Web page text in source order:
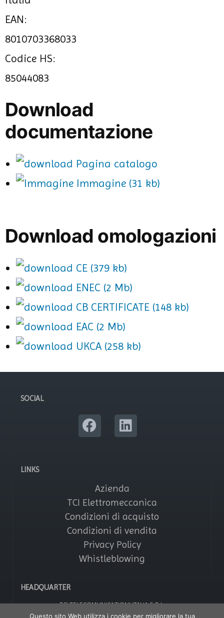
EAN:
8010703368033
Codice HS:
85044083
Download
documentazione
Pagina catalogo
Immagine (31 kb)
Download omologazioni
CE (379 kb)
ENEC (2 Mb)
CB CERTIFICATE (148 kb)
EAC (2 Mb)
UKCA (258 kb)
SOCIAL
LINKS
Azienda
TCI Elettromeccanica
Condizioni di acquisto
Condizioni di vendita
Privacy Policy
Whistleblowing
HEADQUARTER
TCI TELECOMUNICAZIONI ITALIA S.R.L.
Via Parma, 14 – Saronno 21047 (VA) – Italy
Questo sito Web utilizza i cookie per migliorare la tua